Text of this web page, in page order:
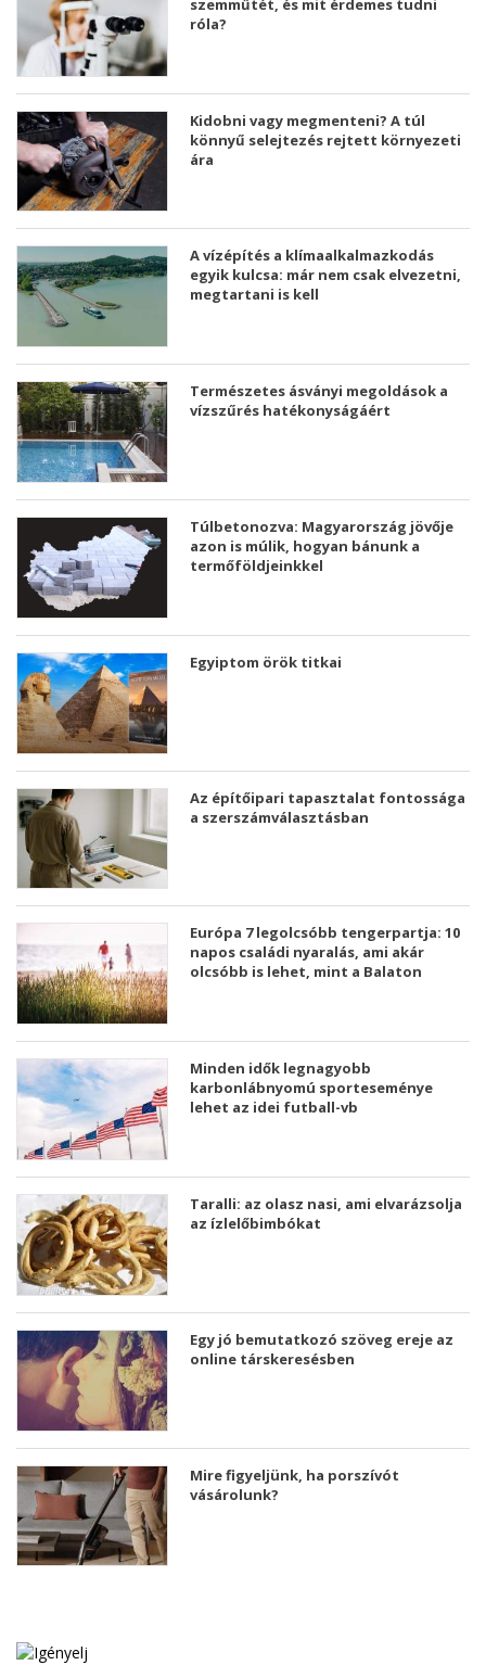
szemműtét, és mit érdemes tudni
róla?
Kidobni vagy megmenteni? A túl
könnyű selejtezés rejtett környezeti
ára
A vízépítés a klímaalkalmazkodás
egyik kulcsa: már nem csak elvezetni,
megtartani is kell
Természetes ásványi megoldások a
vízszűrés hatékonyságáért
Túlbetonozva: Magyarország jövője
azon is múlik, hogyan bánunk a
termőföldjeinkkel
Egyiptom örök titkai
Az építőipari tapasztalat fontossága
a szerszámválasztásban
Európa 7 legolcsóbb tengerpartja: 10
napos családi nyaralás, ami akár
olcsóbb is lehet, mint a Balaton
Minden idők legnagyobb
karbonlábnyomú sporteseménye
lehet az idei futball-vb
Taralli: az olasz nasi, ami elvarázsolja
az ízlelőbimbókat
Egy jó bemutatkozó szöveg ereje az
online társkeresésben
Mire figyeljünk, ha porszívót
vásárolunk?